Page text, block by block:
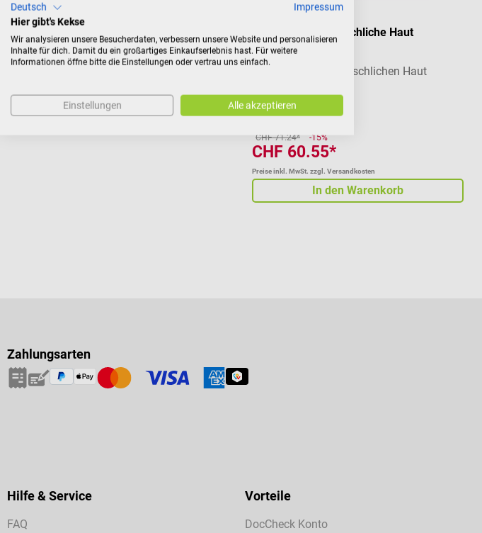
Block-Modell Menschliche Haut
Querschnitt der menschlichen Haut
CHF 71.24* -15%
CHF 60.55*
Preise inkl. MwSt. zzgl. Versandkosten
In den Warenkorb
Zahlungsarten
Hilfe & Service
FAQ
Vorteile
DocCheck Konto
Deutsch
Impressum
Hier gibt's Kekse
Wir analysieren unsere Besucherdaten, verbessern unsere Website und personalisieren
Inhalte für dich. Damit du ein großartiges Einkaufserlebnis hast. Für weitere
Informationen öffne bitte die Einstellungen oder vertrau uns einfach.
Einstellungen Alle akzeptieren